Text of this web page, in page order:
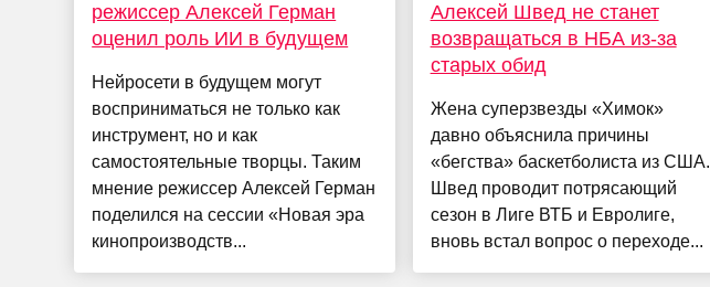
режиссер Алексей Герман
оценил роль ИИ в будущем
Нейросети в будущем могут
восприниматься не только как
инструмент, но и как
самостоятельные творцы. Таким
мнение режиссер Алексей Герман
поделился на сессии «Новая эра
кинопроизводств...
Алексей Швед не станет
возвращаться в НБА из-за
старых обид
Жена суперзвезды «Химок»
давно объяснила причины
«бегства» баскетболиста из США.
Швед проводит потрясающий
сезон в Лиге ВТБ и Евролиге,
вновь встал вопрос о переходе...